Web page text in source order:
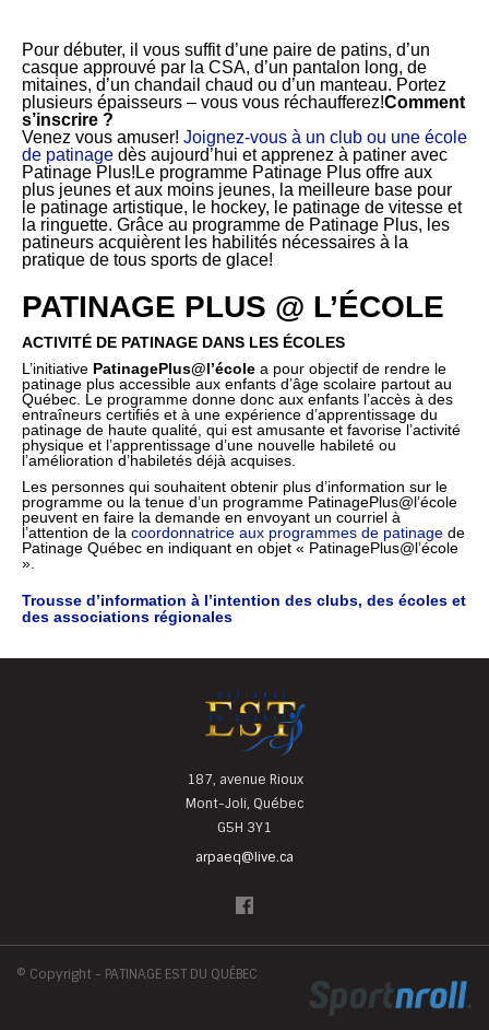
Pour débuter, il vous suffit d’une paire de patins, d’un
casque approuvé par la CSA, d’un pantalon long, de
mitaines, d’un chandail chaud ou d’un manteau. Portez
plusieurs épaisseurs – vous vous réchaufferez!Comment
s’inscrire ?
Venez vous amuser! Joignez-vous à un club ou une école
de patinage dès aujourd’hui et apprenez à patiner avec
Patinage Plus!Le programme Patinage Plus offre aux
plus jeunes et aux moins jeunes, la meilleure base pour
le patinage artistique, le hockey, le patinage de vitesse et
la ringuette. Grâce au programme de Patinage Plus, les
patineurs acquièrent les habilités nécessaires à la
pratique de tous sports de glace!
PATINAGE PLUS @ L’ÉCOLE
ACTIVITÉ DE PATINAGE DANS LES ÉCOLES
L’initiative PatinagePlus@l’école a pour objectif de rendre le
patinage plus accessible aux enfants d’âge scolaire partout au
Québec. Le programme donne donc aux enfants l’accès à des
entraîneurs certifiés et à une expérience d’apprentissage du
patinage de haute qualité, qui est amusante et favorise l’activité
physique et l’apprentissage d’une nouvelle habileté ou
l’amélioration d’habiletés déjà acquises.
Les personnes qui souhaitent obtenir plus d’information sur le
programme ou la tenue d’un programme PatinagePlus@l’école
peuvent en faire la demande en envoyant un courriel à
l’attention de la coordonnatrice aux programmes de patinage de
Patinage Québec en indiquant en objet « PatinagePlus@l’école
».
Trousse d’information à l’intention des clubs, des écoles et
des associations régionales
187, avenue Rioux
Mont-Joli, Québec
G5H 3Y1
arpaeq@live.ca
© Copyright - PATINAGE EST DU QUÉBEC